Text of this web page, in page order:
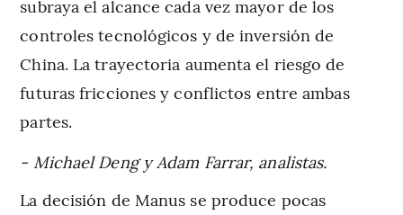
subraya el alcance cada vez mayor de los
controles tecnológicos y de inversión de
China. La trayectoria aumenta el riesgo de
futuras fricciones y conflictos entre ambas
partes.
- Michael Deng y Adam Farrar, analistas.
La decisión de Manus se produce pocas